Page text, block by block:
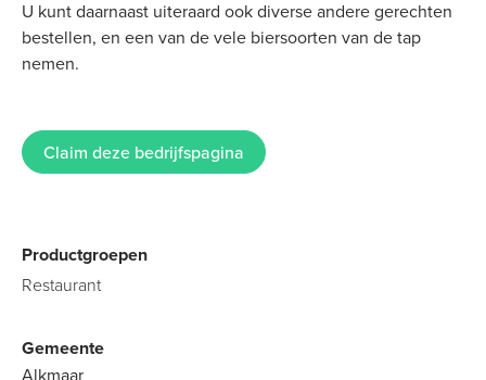
U kunt daarnaast uiteraard ook diverse andere gerechten
bestellen, en een van de vele biersoorten van de tap
nemen.
Claim deze bedrijfspagina
Productgroepen
Restaurant
Gemeente
Alkmaar